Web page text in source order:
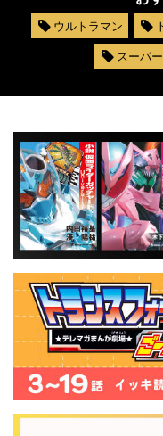
ウルトラマン
スーパ